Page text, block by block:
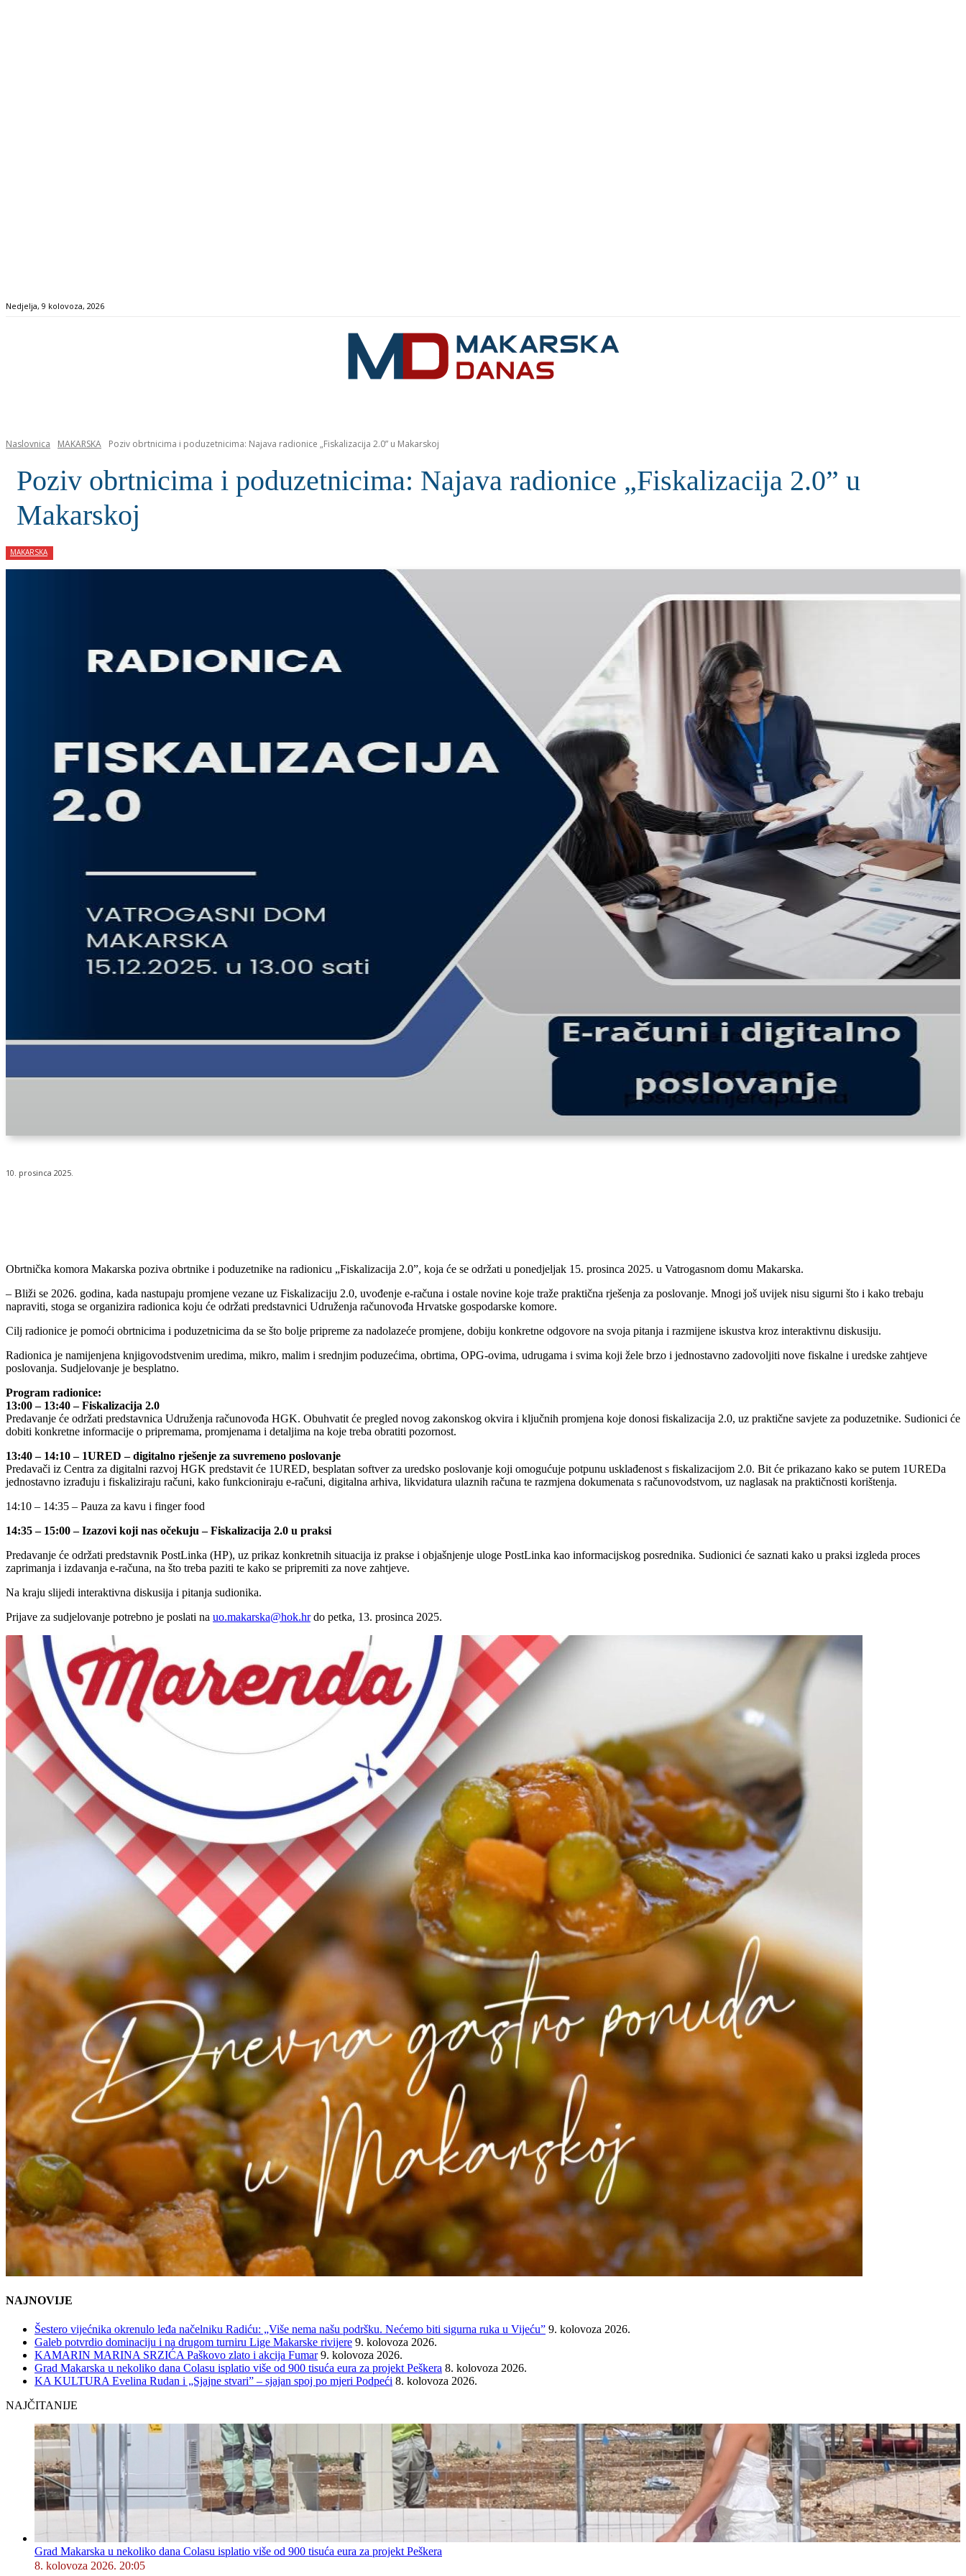
Nedjelja, 9 kolovoza, 2026
Naslovnica MAKARSKA Poziv obrtnicima i poduzetnicima: Najava radionice „Fiskalizacija 2.0” u Makarskoj
Poziv obrtnicima i poduzetnicima: Najava radionice „Fiskalizacija 2.0” u
Makarskoj
MAKARSKA
10. prosinca 2025.
Obrtnička komora Makarska poziva obrtnike i poduzetnike na radionicu „Fiskalizacija 2.0”, koja će se održati u ponedjeljak 15. prosinca 2025. u Vatrogasnom domu Makarska.
– Bliži se 2026. godina, kada nastupaju promjene vezane uz Fiskalizaciju 2.0, uvođenje e-računa i ostale novine koje traže praktična rješenja za poslovanje. Mnogi još uvijek nisu sigurni što i kako trebaju
napraviti, stoga se organizira radionica koju će održati predstavnici Udruženja računovođa Hrvatske gospodarske komore.
Cilj radionice je pomoći obrtnicima i poduzetnicima da se što bolje pripreme za nadolazeće promjene, dobiju konkretne odgovore na svoja pitanja i razmijene iskustva kroz interaktivnu diskusiju.
Radionica je namijenjena knjigovodstvenim uredima, mikro, malim i srednjim poduzećima, obrtima, OPG-ovima, udrugama i svima koji žele brzo i jednostavno zadovoljiti nove fiskalne i uredske zahtjeve
poslovanja. Sudjelovanje je besplatno.
Program radionice:
13:00 – 13:40 – Fiskalizacija 2.0
Predavanje će održati predstavnica Udruženja računovođa HGK. Obuhvatit će pregled novog zakonskog okvira i ključnih promjena koje donosi fiskalizacija 2.0, uz praktične savjete za poduzetnike. Sudionici će
dobiti konkretne informacije o pripremama, promjenama i detaljima na koje treba obratiti pozornost.
13:40 – 14:10 – 1URED – digitalno rješenje za suvremeno poslovanje
Predavači iz Centra za digitalni razvoj HGK predstavit će 1URED, besplatan softver za uredsko poslovanje koji omogućuje potpunu usklađenost s fiskalizacijom 2.0. Bit će prikazano kako se putem 1UREDa
jednostavno izrađuju i fiskaliziraju računi, kako funkcioniraju e-računi, digitalna arhiva, likvidatura ulaznih računa te razmjena dokumenata s računovodstvom, uz naglasak na praktičnosti korištenja.
14:10 – 14:35 – Pauza za kavu i finger food
14:35 – 15:00 – Izazovi koji nas očekuju – Fiskalizacija 2.0 u praksi
Predavanje će održati predstavnik PostLinka (HP), uz prikaz konkretnih situacija iz prakse i objašnjenje uloge PostLinka kao informacijskog posrednika. Sudionici će saznati kako u praksi izgleda proces
zaprimanja i izdavanja e-računa, na što treba paziti te kako se pripremiti za nove zahtjeve.
Na kraju slijedi interaktivna diskusija i pitanja sudionika.
Prijave za sudjelovanje potrebno je poslati na uo.makarska@hok.hrdo petka, 13. prosinca 2025.
NAJNOVIJE
Šestero vijećnika okrenulo leđa načelniku Radiću: „Više nema našu podršku. Nećemo biti sigurna ruka u Vijeću” 9. kolovoza 2026.
Galeb potvrdio dominaciju i na drugom turniru Lige Makarske rivijere 9. kolovoza 2026.
KAMARIN MARINA SRZIĆA Paškovo zlato i akcija Fumar 9. kolovoza 2026.
Grad Makarska u nekoliko dana Colasu isplatio više od 900 tisuća eura za projekt Peškera 8. kolovoza 2026.
KA KULTURA Evelina Rudan i „Sjajne stvari” – sjajan spoj po mjeri Podpeći 8. kolovoza 2026.
NAJČITANIJE
Grad Makarska u nekoliko dana Colasu isplatio više od 900 tisuća eura za projekt Peškera
8. kolovoza 2026. 20:05